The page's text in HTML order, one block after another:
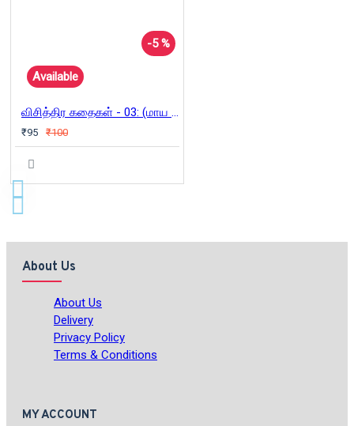
-5 %
Available
விசித்திர கதைகள் - 03: (மாய அரியனை)
₹95 ₹100
About Us
About Us
Delivery
Privacy Policy
Terms & Conditions
MY ACCOUNT